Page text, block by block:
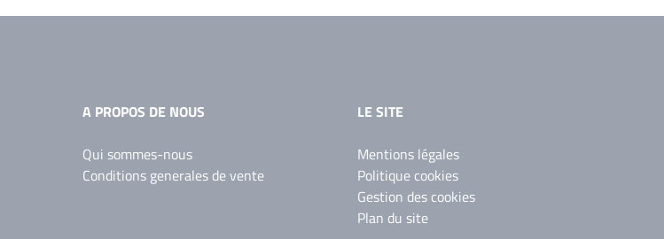
A PROPOS DE NOUS
Qui sommes-nous
Conditions generales de vente
LE SITE
Mentions légales
Politique cookies
Gestion des cookies
Plan du site